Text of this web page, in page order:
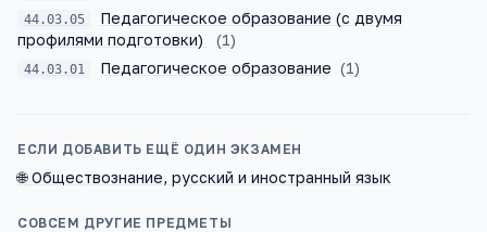
44.03.05
Педагогическое образование (с двумя
профилями подготовки)
(1)
44.03.01 Педагогическое образование (1)
ЕСЛИ ДОБАВИТЬ ЕЩЁ ОДИН ЭКЗАМЕН
🌐 Обществознание, русский и иностранный язык
СОВСЕМ ДРУГИЕ ПРЕДМЕТЫ